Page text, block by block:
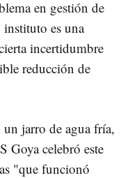
en gestión de
instituto es una
incertidumbre
reducción de
jarro de agua fría,
Goya celebró este
"que funcionó